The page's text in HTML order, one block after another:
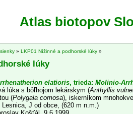
Atlas biotopov
» LKP01 Nížinné a podhorské lúky »
lúky
elatioris, trieda: Molinio-
lúka s bôľhojom lekárskym (Anthyllis
(Polygala comosa), iskerníkom
Lesnica, J od obce, (620 m n.m.)